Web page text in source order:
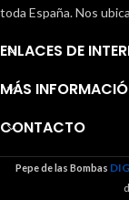
toda España. Nos
ENLACES DE
MÁS
CONTACTO
Pepe de las Bombas